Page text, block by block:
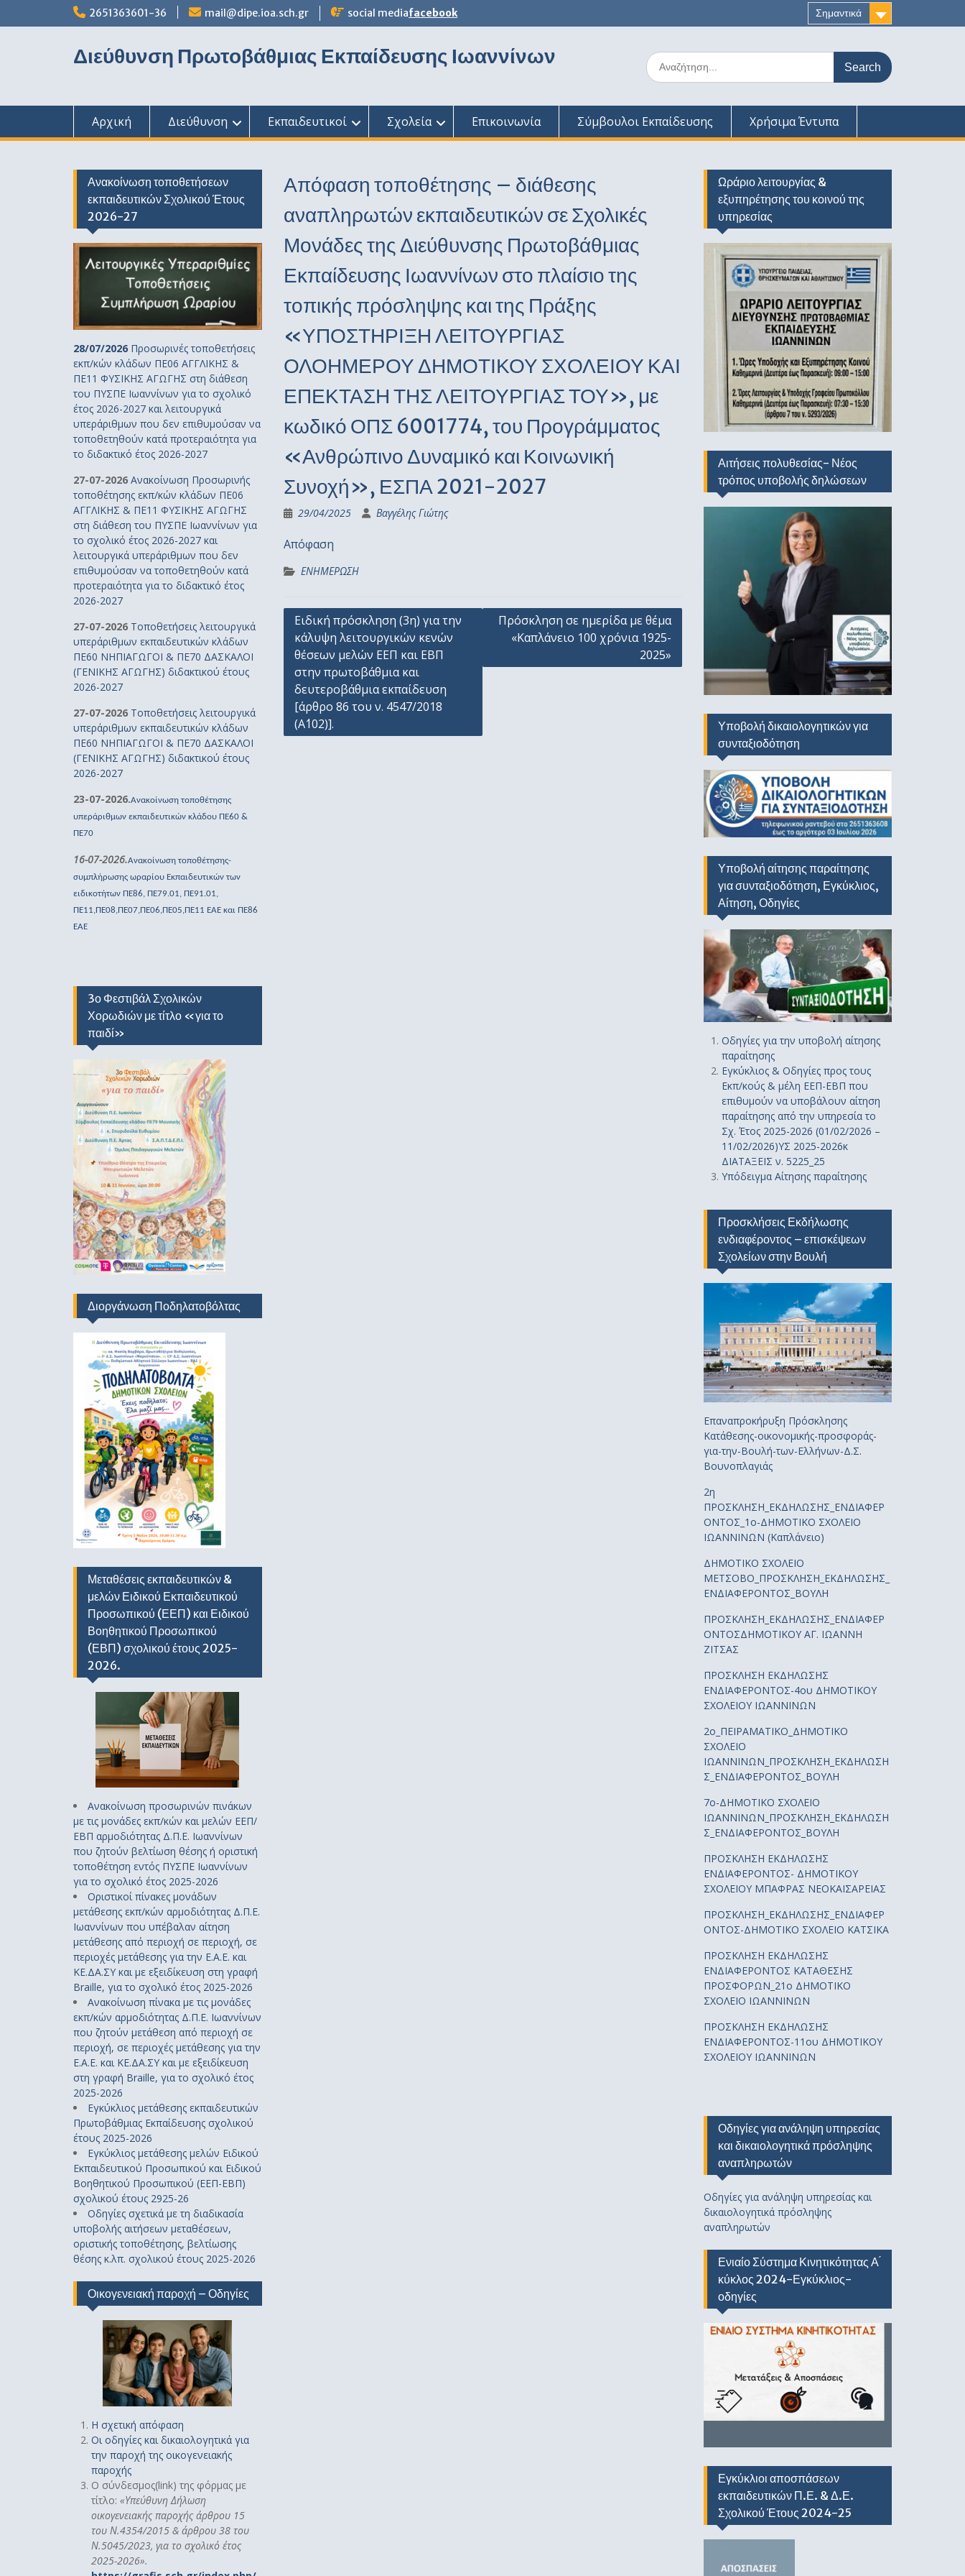
2651363601-36 mail@dipe.ioa.sch.gr social mediafacebook Σημαντικά
Διεύθυνση Πρωτοβάθμιας Εκπαίδευσης Ιωαννίνων
Search
for:
Αρχική Διεύθυνση Εκπαιδευτικοί Σχολεία Επικοινωνία Σύμβουλοι Εκπαίδευσης Χρήσιμα Έντυπα
Απόφαση τοποθέτησης – διάθεσης
αναπληρωτών εκπαιδευτικών σε Σχολικές
Μονάδες της Διεύθυνσης Πρωτοβάθμιας
Εκπαίδευσης Ιωαννίνων στο πλαίσιο της
τοπικής πρόσληψης και της Πράξης
«ΥΠΟΣΤΗΡΙΞΗ ΛΕΙΤΟΥΡΓΙΑΣ
ΟΛΟΗΜΕΡΟΥ ΔΗΜΟΤΙΚΟΥ ΣΧΟΛΕΙΟΥ ΚΑΙ
ΕΠΕΚΤΑΣΗ ΤΗΣ ΛΕΙΤΟΥΡΓΙΑΣ ΤΟΥ», με
κωδικό ΟΠΣ 6001774, του Προγράμματος
«Ανθρώπινο Δυναμικό και Κοινωνική
Συνοχή», ΕΣΠΑ 2021-2027
29/04/2025 Βαγγέλης Γιώτης
Απόφαση
ΕΝΗΜΕΡΩΣΗ
Πλοήγηση
άρθρων
Ειδική πρόσκληση (3η) για την
κάλυψη λειτουργικών κενών
θέσεων μελών ΕΕΠ και ΕΒΠ
στην πρωτοβάθμια και
δευτεροβάθμια εκπαίδευση
[άρθρο 86 του ν. 4547/2018
(Α΄102)].
Πρόσκληση σε ημερίδα με θέμα
«Καπλάνειο 100 χρόνια 1925-
2025»
Ωράριο λειτουργίας &
εξυπηρέτησης του κοινού της
υπηρεσίας
Αιτήσεις πολυθεσίας- Νέος
τρόπος υποβολής δηλώσεων
Υποβολή δικαιολογητικών για
συνταξιοδότηση
Υποβολή αίτησης παραίτησης
για συνταξιοδότηση, Εγκύκλιος,
Αίτηση, Οδηγίες
Οδηγίεςγια την υποβολή αίτησης
παραίτησης
Εγκύκλιος & Οδηγίες προς τους
Εκπ/κούς & μέλη ΕΕΠ-ΕΒΠ που
επιθυμούν να υποβάλουν αίτηση
παραίτησης από την υπηρεσία το
Σχ. Έτος 2025-2026 (01/02/2026 –
11/02/2026)ΥΣ 2025-2026κ
ΔΙΑΤΑΞΕΙΣ ν. 5225_25
Υπόδειγμα Αίτησης παραίτησης
Προσκλήσεις Εκδήλωσης
ενδιαφέροντος – επισκέψεων
Σχολείων στην Βουλή
Επαναπροκήρυξη Πρόσκλησης
Κατάθεσης-οικονομικής-προσφοράς-
για-την-Βουλή-των-Ελλήνων-Δ.Σ.
Βουνοπλαγιάς
2η
ΠΡΟΣΚΛΗΣΗ_ΕΚΔΗΛΩΣΗΣ_ΕΝΔΙΑΦΕΡ
ΟΝΤΟΣ_1ο-ΔΗΜΟΤΙΚΟ ΣΧΟΛΕΙΟ
ΙΩΑΝΝΙΝΩΝ (Καπλάνειο)
ΔΗΜΟΤΙΚΟ ΣΧΟΛΕΙΟ
ΜΕΤΣΟΒΟ_ΠΡΟΣΚΛΗΣΗ_ΕΚΔΗΛΩΣΗΣ_
ΕΝΔΙΑΦΕΡΟΝΤΟΣ_ΒΟΥΛΗ
ΠΡΟΣΚΛΗΣΗ_ΕΚΔΗΛΩΣΗΣ_ΕΝΔΙΑΦΕΡ
ΟΝΤΟΣΔΗΜΟΤΙΚΟΥ ΑΓ. ΙΩΑΝΝΗ
ΖΙΤΣΑΣ
ΠΡΟΣΚΛΗΣΗ ΕΚΔΗΛΩΣΗΣ
ΕΝΔΙΑΦΕΡΟΝΤΟΣ-4ου ΔΗΜΟΤΙΚΟΥ
ΣΧΟΛΕΙΟΥ ΙΩΑΝΝΙΝΩΝ
2ο_ΠΕΙΡΑΜΑΤΙΚΟ_ΔΗΜΟΤΙΚΟ
ΣΧΟΛΕΙΟ
ΙΩΑΝΝΙΝΩΝ_ΠΡΟΣΚΛΗΣΗ_ΕΚΔΗΛΩΣΗ
Σ_ΕΝΔΙΑΦΕΡΟΝΤΟΣ_ΒΟΥΛΗ
7ο-ΔΗΜΟΤΙΚΟ ΣΧΟΛΕΙΟ
ΙΩΑΝΝΙΝΩΝ_ΠΡΟΣΚΛΗΣΗ_ΕΚΔΗΛΩΣΗ
Σ_ΕΝΔΙΑΦΕΡΟΝΤΟΣ_ΒΟΥΛΗ
ΠΡΟΣΚΛΗΣΗ ΕΚΔΗΛΩΣΗΣ
ΕΝΔΙΑΦΕΡΟΝΤΟΣ- ΔΗΜΟΤΙΚΟΥ
ΣΧΟΛΕΙΟΥ ΜΠΑΦΡΑΣ ΝΕΟΚΑΙΣΑΡΕΙΑΣ
ΠΡΟΣΚΛΗΣΗ_ΕΚΔΗΛΩΣΗΣ_ΕΝΔΙΑΦΕΡ
ΟΝΤΟΣ-ΔΗΜΟΤΙΚΟ ΣΧΟΛΕΙΟ ΚΑΤΣΙΚΑ
ΠΡΟΣΚΛΗΣΗ ΕΚΔΗΛΩΣΗΣ
ΕΝΔΙΑΦΕΡΟΝΤΟΣ ΚΑΤΑΘΕΣΗΣ
ΠΡΟΣΦΟΡΩΝ_21ο ΔΗΜΟΤΙΚΟ
ΣΧΟΛΕΙΟ ΙΩΑΝΝΙΝΩΝ
ΠΡΟΣΚΛΗΣΗ ΕΚΔΗΛΩΣΗΣ
ΕΝΔΙΑΦΕΡΟΝΤΟΣ-11ου ΔΗΜΟΤΙΚΟΥ
ΣΧΟΛΕΙΟΥ ΙΩΑΝΝΙΝΩΝ
Οδηγίες για ανάληψη υπηρεσίας
και δικαιολογητικά πρόσληψης
αναπληρωτών
Οδηγίες για ανάληψη υπηρεσίας και
δικαιολογητικά πρόσληψης
αναπληρωτών
Ενιαίο Σύστημα Κινητικότητας Α ́
κύκλος 2024-Εγκύκλιος-
οδηγίες
Εγκύκλιοι αποσπάσεων
εκπαιδευτικών Π.Ε. & Δ.Ε.
Σχολικού Έτους 2024-25
Ανακοίνωση τοποθετήσεων
εκπαιδευτικών Σχολικού Έτους
2026-27
28/07/2026 Προσωρινές τοποθετήσεις
εκπ/κών κλάδων ΠΕ06 ΑΓΓΛΙΚΗΣ &
ΠΕ11 ΦΥΣΙΚΗΣ ΑΓΩΓΗΣ στη διάθεση
του ΠΥΣΠΕ Ιωαννίνων για το σχολικό
έτος 2026-2027 και λειτουργικά
υπεράριθμων που δεν επιθυμούσαν να
τοποθετηθούν κατά προτεραιότητα για
το διδακτικό έτος 2026-2027
27-07-2026 Ανακοίνωση Προσωρινής
τοποθέτησης εκπ/κών κλάδων ΠΕ06
ΑΓΓΛΙΚΗΣ & ΠΕ11 ΦΥΣΙΚΗΣ ΑΓΩΓΗΣ
στη διάθεση του ΠΥΣΠΕ Ιωαννίνων για
το σχολικό έτος 2026-2027 και
λειτουργικά υπεράριθμων που δεν
επιθυμούσαν να τοποθετηθούν κατά
προτεραιότητα για το διδακτικό έτος
2026-2027
27-07-2026 Τοποθετήσεις λειτουργικά
υπεράριθμων εκπαιδευτικών κλάδων
ΠΕ60 ΝΗΠΙΑΓΩΓΟΙ & ΠΕ70 ΔΑΣΚΑΛΟΙ
(ΓΕΝΙΚΗΣ ΑΓΩΓΗΣ) διδακτικού έτους
2026-2027
27-07-2026 Τοποθετήσεις λειτουργικά
υπεράριθμων εκπαιδευτικών κλάδων
ΠΕ60 ΝΗΠΙΑΓΩΓΟΙ & ΠΕ70 ΔΑΣΚΑΛΟΙ
(ΓΕΝΙΚΗΣ ΑΓΩΓΗΣ) διδακτικού έτους
2026-2027
23-07-2026.Ανακοίνωση τοποθέτησης
υπεράριθμων εκπαιδευτικών κλάδου ΠΕ60 &
ΠΕ70
16-07-2026.Ανακοίνωση τοποθέτησης-
συμπλήρωσης ωραρίου Εκπαιδευτικών των
ειδικοτήτων ΠΕ86, ΠΕ79.01, ΠΕ91.01,
ΠΕ11,ΠΕ08,ΠΕ07,ΠΕ06,ΠΕ05,ΠΕ11 ΕΑΕ και ΠΕ86
ΕΑΕ
3ο Φεστιβάλ Σχολικών
Χορωδιών με τίτλο «για το
παιδί»
Διοργάνωση Ποδηλατοβόλτας
Μεταθέσεις εκπαιδευτικών &
μελών Ειδικού Εκπαιδευτικού
Προσωπικού (ΕΕΠ) και Ειδικού
Βοηθητικού Προσωπικού
(ΕΒΠ) σχολικού έτους 2025-
2026.
Ανακοίνωση προσωρινών πινάκων
με τις μονάδες εκπ/κών και μελών ΕΕΠ/
ΕΒΠ αρμοδιότητας Δ.Π.Ε. Ιωαννίνων
που ζητούν βελτίωση θέσης ή οριστική
τοποθέτηση εντός ΠΥΣΠΕ Ιωαννίνων
για το σχολικό έτος 2025-2026
Οριστικοί πίνακες μονάδων
μετάθεσης εκπ/κών αρμοδιότητας Δ.Π.Ε.
Ιωαννίνων που υπέβαλαν αίτηση
μετάθεσης από περιοχή σε περιοχή, σε
περιοχές μετάθεσης για την Ε.Α.Ε. και
ΚΕ.ΔΑ.ΣΥ και με εξειδίκευση στη γραφή
Braille, για το σχολικό έτος 2025-2026
Ανακοίνωση πίνακα με τις μονάδες
εκπ/κών αρμοδιότητας Δ.Π.Ε. Ιωαννίνων
που ζητούν μετάθεση από περιοχή σε
περιοχή, σε περιοχές μετάθεσης για την
Ε.Α.Ε. και ΚΕ.ΔΑ.ΣΥ και με εξειδίκευση
στη γραφή Braille, για το σχολικό έτος
2025-2026
Εγκύκλιος μετάθεσης εκπαιδευτικών
Πρωτοβάθμιας Εκπαίδευσης σχολικού
έτους 2025-2026
Εγκύκλιος μετάθεσης μελών Ειδικού
Εκπαιδευτικού Προσωπικού και Ειδικού
Βοηθητικού Προσωπικού (ΕΕΠ-ΕΒΠ)
σχολικού έτους 2925-26
Οδηγίες σχετικά με τη διαδικασία
υποβολής αιτήσεων μεταθέσεων,
οριστικής τοποθέτησης, βελτίωσης
θέσης κ.λπ. σχολικού έτους 2025-2026
Οικογενειακή παροχή – Οδηγίες
Η σχετική απόφαση
Οι οδηγίες και δικαιολογητικά για
την παροχή της οικογενειακής
παροχής
Ο σύνδεσμος(link) της φόρμας με
τίτλο: «Υπεύθυνη Δήλωση
οικογενειακής παροχής άρθρου 15
του Ν.4354/2015 & άρθρου 38 του
Ν.5045/2023, για το σχολικό έτος
2025-2026».